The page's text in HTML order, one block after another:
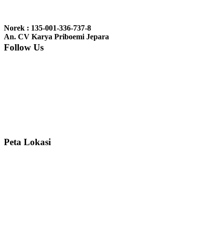
nyesel deh beli geby...
Norek : 135-001-336-737-8
An. CV Karya Priboemi Jepara
Follow Us
Peta Lokasi